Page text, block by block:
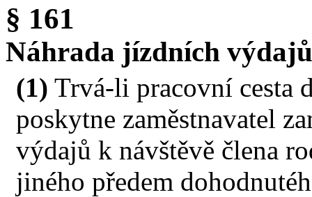
§ 161
Náhrada jízdních
(1) Trvá-li pracovní cesta
poskytne zaměstnavatel
výdajů k návštěvě člena
jiného předem